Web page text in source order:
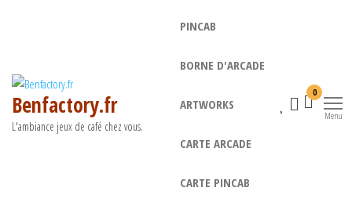
Benfactory.fr
L'ambiance jeux de café chez vous.
PINCAB
BORNE D'ARCADE
ARTWORKS
CARTE ARCADE
CARTE PINCAB
0
Menu